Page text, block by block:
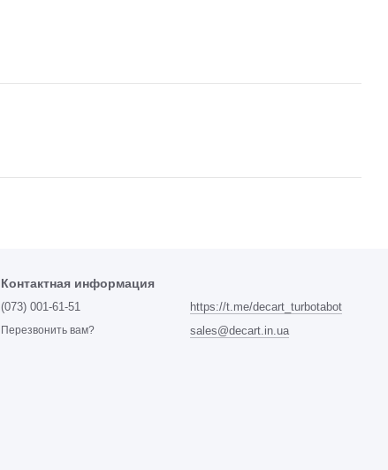
Контактная информация
(073) 001-61-51
Перезвонить вам?
https://t.me/decart_turbotabot
sales@decart.in.ua